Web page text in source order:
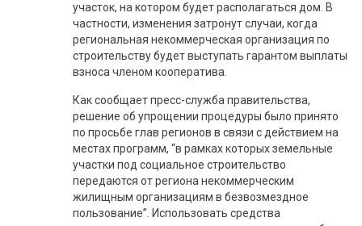
участок, на котором будет располагаться дом. В
частности, изменения затронут случаи, когда
региональная некоммерческая организация по
строительству будет выступать гарантом выплаты
взноса членом кооператива.
Как сообщает пресс-служба правительства,
решение об упрощении процедуры было принято
по просьбе глав регионов в связи с действием на
местах программ, “в рамках которых земельные
участки под социальное строительство
передаются от региона некоммерческим
жилищным организациям в безвозмездное
пользование”. Использовать средства